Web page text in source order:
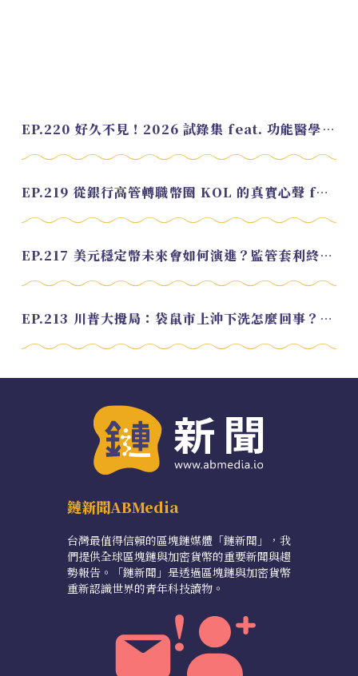
EP.220 好久不見！2026 試錄集 feat. 功能醫學營養師 美寶
EP.219 從銀行高管轉職幣圈 KOL 的真實心聲 feat.龜大
EP.217 美元穩定幣未來會如何演進？監管套利終將收斂？feat. 研究員 余哲安
EP.213 川普大攪局：袋鼠市上沖下洗怎麼回事？feat. Alvin
鏈新聞ABMedia
台灣最值得信賴的區塊鏈媒體「鏈新聞」，我
們提供全球區塊鏈與加密貨幣的重要新聞與趨
勢報告。「鏈新聞」是透過區塊鏈與加密貨幣
重新認識世界的青年科技讀物。